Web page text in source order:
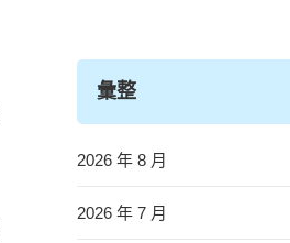
彙整
2026 年 8 月
2026 年 7 月